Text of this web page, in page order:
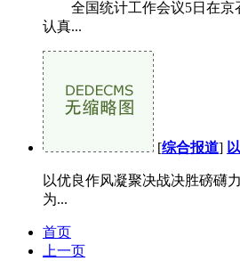
全国统计工作会议5日在京召
认真...
[综合报道]
以优良作风凝聚决战决胜磅礴
为...
首页
上一页